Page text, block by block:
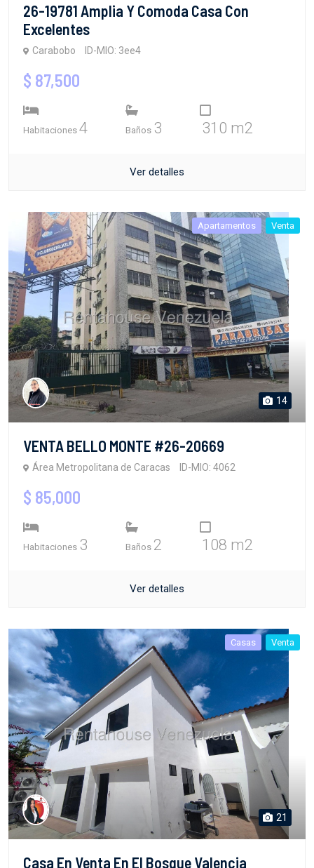
26-19781 Amplia Y Comoda Casa Con
Excelentes
Carabobo ID-MIO: 3ee4
$ 87,500
Habitaciones 4 Baños 3 310 m2
Ver detalles
Apartamentos Venta
14
VENTA BELLO MONTE #26-20669
Área Metropolitana de Caracas ID-MIO: 4062
$ 85,000
Habitaciones 3 Baños 2 108 m2
Ver detalles
Casas Venta
21
Casa En Venta En El Bosque Valencia